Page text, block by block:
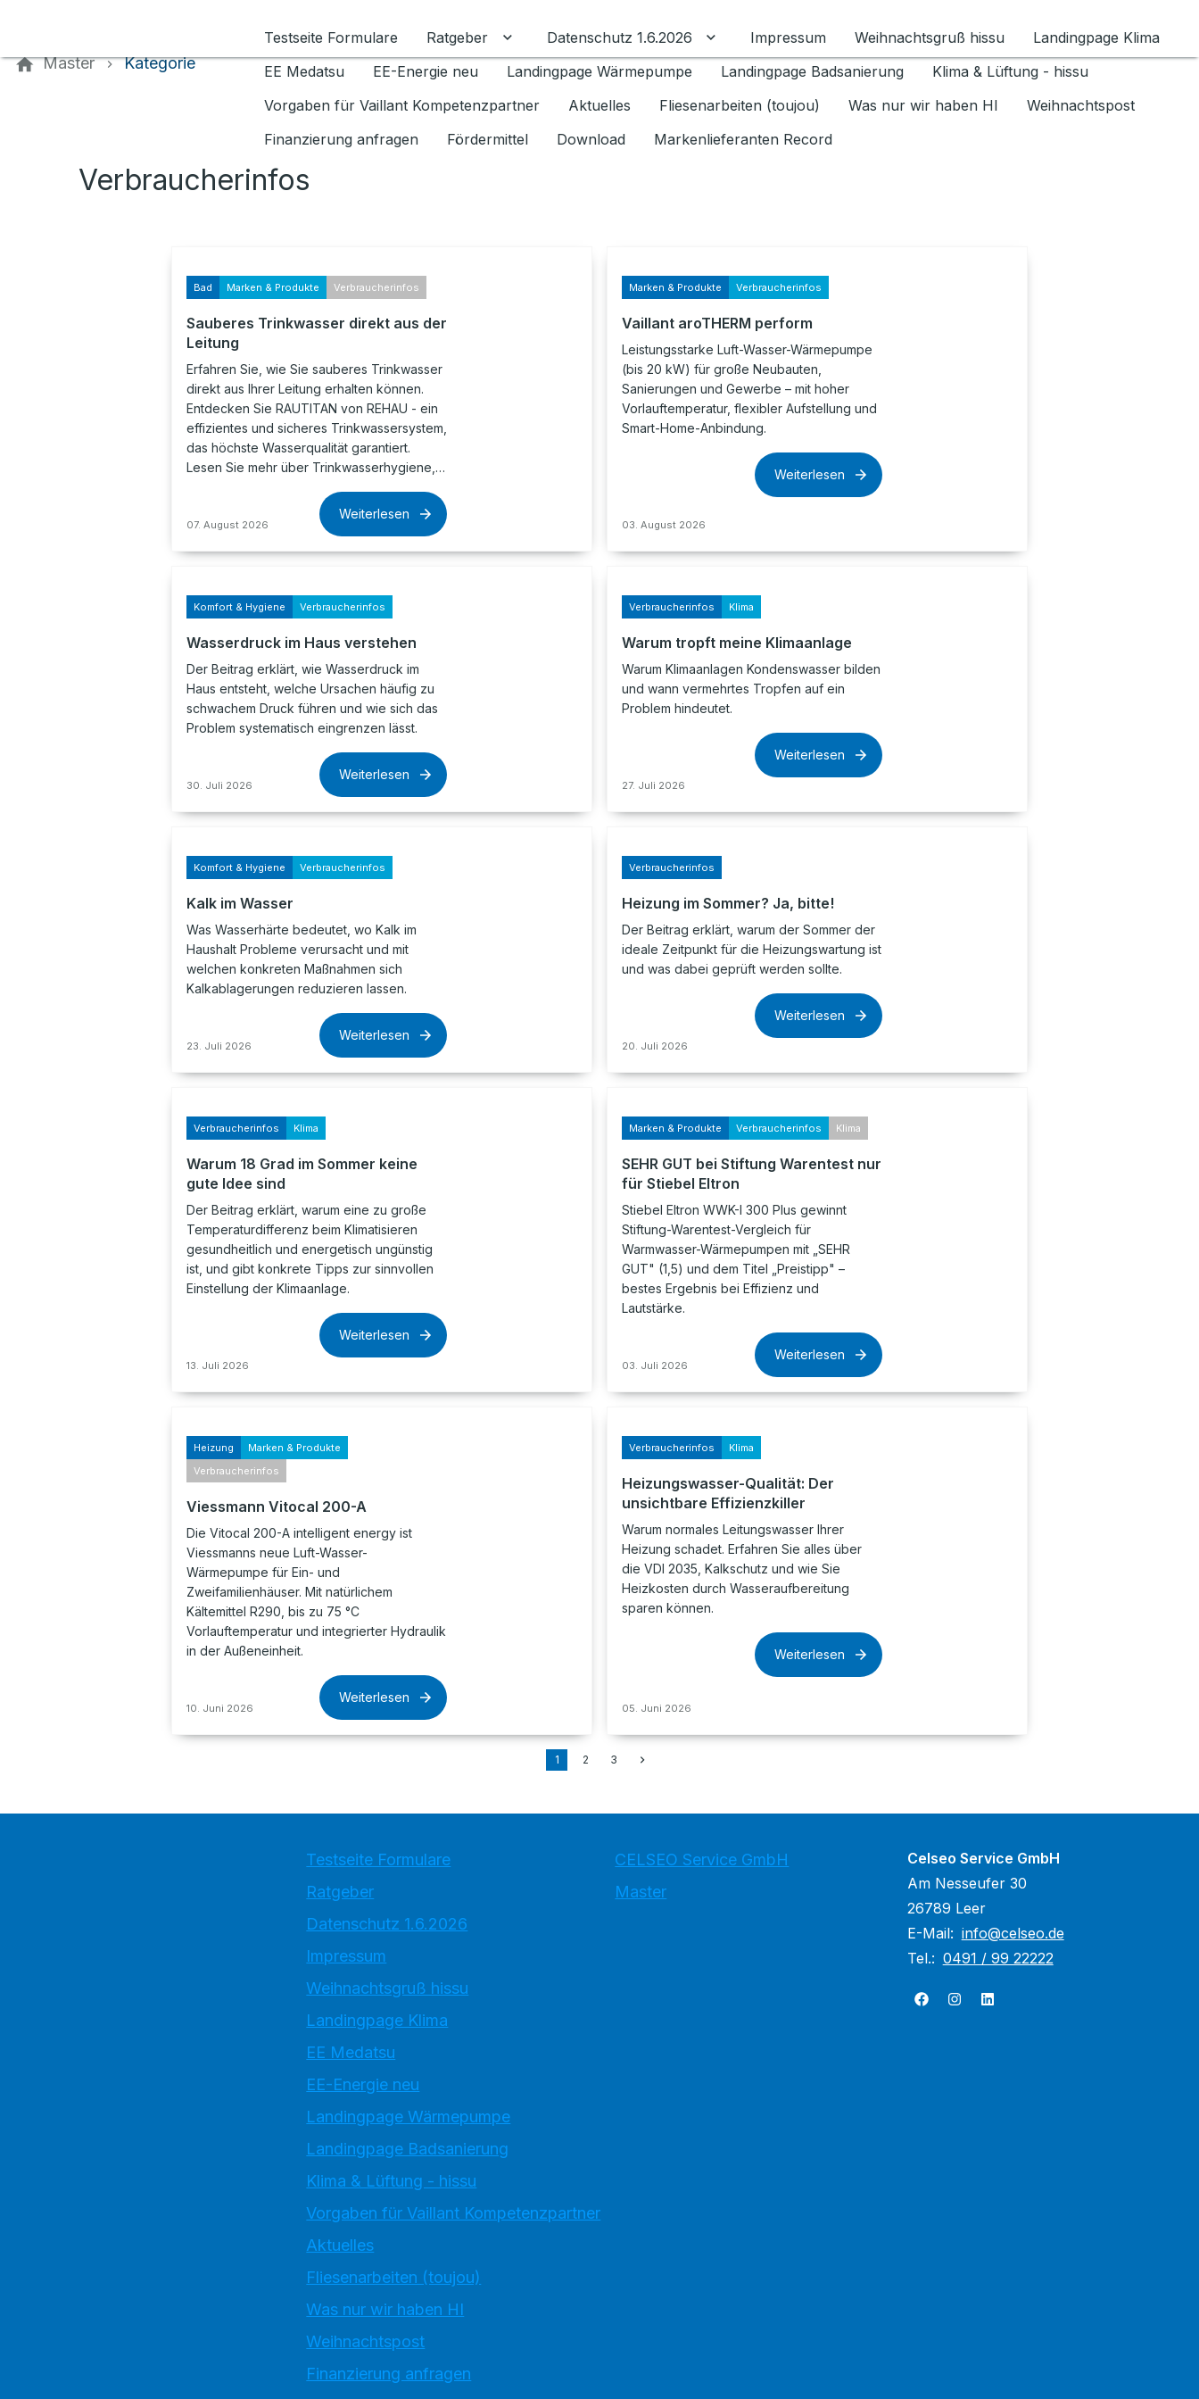
Testseite Formulare
Ratgeber Untermenü für Ratgeber umschalten
Datenschutz 1.6.2026 Untermenü für Datenschutz 1.6.2026 umschalten
Impressum Weihnachtsgruß hissu
Landingpage Klima
EE Medatsu
EE-Energie neu Landingpage Wärmepumpe Landingpage Badsanierung
Klima & Lüftung - hissu
Vorgaben für Vaillant Kompetenzpartner
Aktuelles Fliesenarbeiten (toujou) Was nur wir haben HI
Weihnachtspost
Finanzierung anfragen
Fördermittel Download Markenlieferanten Record
Master Kategorie
Verbraucherinfos
Bad Marken & Produkte Verbraucherinfos
Sauberes Trinkwasser direkt aus der
Leitung
Erfahren Sie, wie Sie sauberes Trinkwasser
direkt aus Ihrer Leitung erhalten können.
Entdecken Sie RAUTITAN von REHAU - ein
effizientes und sicheres Trinkwassersystem,
das höchste Wasserqualität garantiert.
Lesen Sie mehr über Trinkwasserhygiene,…
07. August 2026
Weiterlesen
Marken & Produkte Verbraucherinfos
Vaillant aroTHERM perform
Leistungsstarke Luft-Wasser-Wärmepumpe
(bis 20 kW) für große Neubauten,
Sanierungen und Gewerbe – mit hoher
Vorlauftemperatur, flexibler Aufstellung und
Smart-Home-Anbindung.
03. August 2026
Weiterlesen
Komfort & Hygiene Verbraucherinfos
Wasserdruck im Haus verstehen
Der Beitrag erklärt, wie Wasserdruck im
Haus entsteht, welche Ursachen häufig zu
schwachem Druck führen und wie sich das
Problem systematisch eingrenzen lässt.
30. Juli 2026
Weiterlesen
Verbraucherinfos Klima
Warum tropft meine Klimaanlage
Warum Klimaanlagen Kondenswasser bilden
und wann vermehrtes Tropfen auf ein
Problem hindeutet.
27. Juli 2026
Weiterlesen
Komfort & Hygiene Verbraucherinfos
Kalk im Wasser
Was Wasserhärte bedeutet, wo Kalk im
Haushalt Probleme verursacht und mit
welchen konkreten Maßnahmen sich
Kalkablagerungen reduzieren lassen.
23. Juli 2026
Weiterlesen
Verbraucherinfos
Heizung im Sommer? Ja, bitte!
Der Beitrag erklärt, warum der Sommer der
ideale Zeitpunkt für die Heizungswartung ist
und was dabei geprüft werden sollte.
20. Juli 2026
Weiterlesen
Verbraucherinfos Klima
Warum 18 Grad im Sommer keine
gute Idee sind
Der Beitrag erklärt, warum eine zu große
Temperaturdifferenz beim Klimatisieren
gesundheitlich und energetisch ungünstig
ist, und gibt konkrete Tipps zur sinnvollen
Einstellung der Klimaanlage.
13. Juli 2026
Weiterlesen
Marken & Produkte Verbraucherinfos Klima
SEHR GUT bei Stiftung Warentest nur
für Stiebel Eltron
Stiebel Eltron WWK-I 300 Plus gewinnt
Stiftung-Warentest-Vergleich für
Warmwasser-Wärmepumpen mit „SEHR
GUT" (1,5) und dem Titel „Preistipp" –
bestes Ergebnis bei Effizienz und
Lautstärke.
03. Juli 2026
Weiterlesen
Heizung
Marken & Produkte
Verbraucherinfos
Viessmann Vitocal 200-A
Die Vitocal 200-A intelligent energy ist
Viessmanns neue Luft-Wasser-
Wärmepumpe für Ein- und
Zweifamilienhäuser. Mit natürlichem
Kältemittel R290, bis zu 75 °C
Vorlauftemperatur und integrierter Hydraulik
in der Außeneinheit.
10. Juni 2026
Weiterlesen
Verbraucherinfos Klima
Heizungswasser-Qualität: Der
unsichtbare Effizienzkiller
Warum normales Leitungswasser Ihrer
Heizung schadet. Erfahren Sie alles über
die VDI 2035, Kalkschutz und wie Sie
Heizkosten durch Wasseraufbereitung
sparen können.
05. Juni 2026
Weiterlesen
1 2 3
Testseite Formulare
Ratgeber
Datenschutz 1.6.2026
Impressum
Weihnachtsgruß hissu
Landingpage Klima
EE Medatsu
EE-Energie neu
Landingpage Wärmepumpe
Landingpage Badsanierung
Klima & Lüftung - hissu
Vorgaben für Vaillant Kompetenzpartner
Aktuelles
Fliesenarbeiten (toujou)
Was nur wir haben HI
Weihnachtspost
Finanzierung anfragen
CELSEO Service GmbH
Master
Celseo Service GmbH
Am Nesseufer 30
26789 Leer
E-Mail: info@celseo.de
Tel.: 0491 / 99 22222